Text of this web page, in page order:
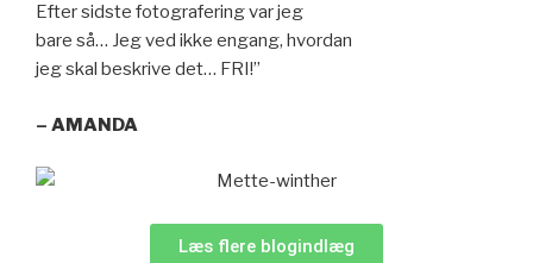
Efter sidste fotografering var jeg
bare så… Jeg ved ikke engang, hvordan
jeg skal beskrive det… FRI!”
– AMANDA
Læs flere blogindlæg